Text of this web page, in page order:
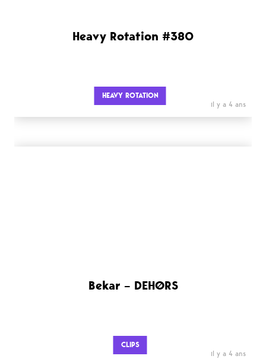
Heavy Rotation #380
HEAVY ROTATION
il y a 4 ans
Bekar – DEHØRS
CLIPS
il y a 4 ans